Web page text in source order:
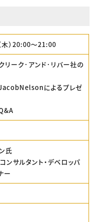
）20:00〜21:00
ーク･アンド･リバー社の
によるプレゼ
氏
ンサルタント・デベロッパ
ー